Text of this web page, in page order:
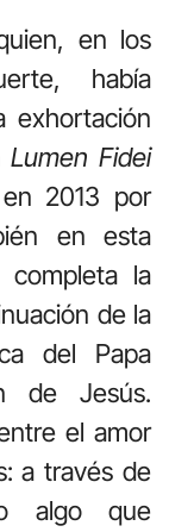
en los
había
exhortación
Lumen Fidei
2013 por
en esta
la
de la
del Papa
de Jesús.
el amor
a través de
algo que